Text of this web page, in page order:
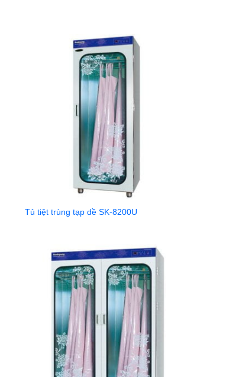
Tủ tiệt trùng tạp dề SK-8200U